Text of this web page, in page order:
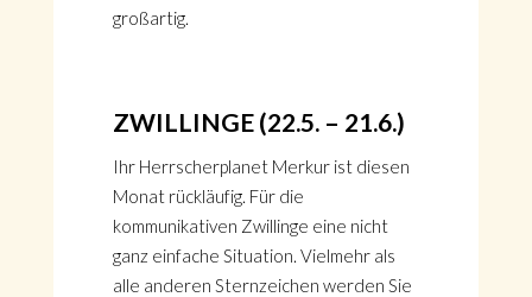
großartig.
ZWILLINGE (22.5. – 21.6.)
Ihr Herrscherplanet Merkur ist diesen
Monat rückläufig. Für die
kommunikativen Zwillinge eine nicht
ganz einfache Situation. Vielmehr als
alle anderen Sternzeichen werden Sie